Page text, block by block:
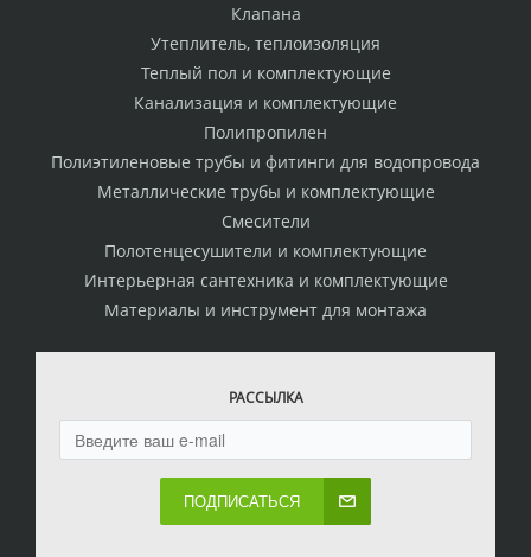
Клапана
Утеплитель, теплоизоляция
Теплый пол и комплектующие
Канализация и комплектующие
Полипропилен
Полиэтиленовые трубы и фитинги для водопровода
Металлические трубы и комплектующие
Смесители
Полотенцесушители и комплектующие
Интерьерная сантехника и комплектующие
Материалы и инструмент для монтажа
РАССЫЛКА
ПОДПИСАТЬСЯ